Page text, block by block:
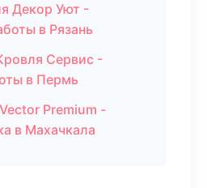
Декор Уют -
в Рязань
Сервис -
в Пермь
Premium -
в Махачкала